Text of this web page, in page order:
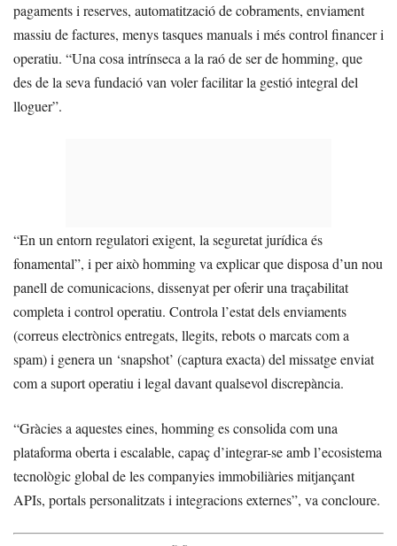
pagaments i reserves, automatització de cobraments, enviament
massiu de factures, menys tasques manuals i més control financer i
operatiu. “Una cosa intrínseca a la raó de ser de homming, que
des de la seva fundació van voler facilitar la gestió integral del
lloguer”.
“En un entorn regulatori exigent, la seguretat jurídica és
fonamental”, i per això homming va explicar que disposa d’un nou
panell de comunicacions, dissenyat per oferir una traçabilitat
completa i control operatiu. Controla l’estat dels enviaments
(correus electrònics entregats, llegits, rebots o marcats com a
spam) i genera un ‘snapshot’ (captura exacta) del missatge enviat
com a suport operatiu i legal davant qualsevol discrepància.
“Gràcies a aquestes eines, homming es consolida com una
plataforma oberta i escalable, capaç d’integrar-se amb l’ecosistema
tecnològic global de les companyies immobiliàries mitjançant
APIs, portals personalitzats i integracions externes”, va concloure.